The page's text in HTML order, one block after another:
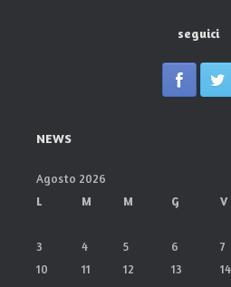
seguici
NEWS
Agosto 2026
L
M M G V
3
4 5 6 7
10
11 12 13 14